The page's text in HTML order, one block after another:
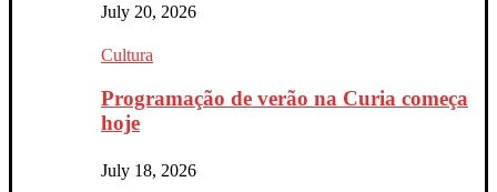
July 20, 2026
Cultura
Programação de verão na Curia começa
hoje
July 18, 2026